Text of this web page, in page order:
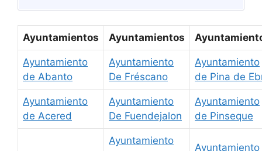
Ayuntamientos Ayuntamientos
Ayuntamiento
de Abanto
Ayuntamiento
De Fréscano
Ayuntamiento
de Pina de
Ayuntamiento
de Acered
Ayuntamiento
De Fuendejalon
Ayuntamiento
de Pinseque
Ayuntamiento
Ayuntamiento